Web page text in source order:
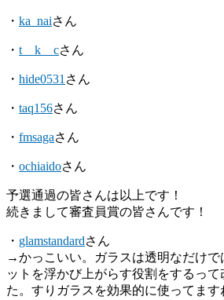
・ ka_naiさん
・ t__k__cさん
・ hide0531 さん
・ taq156さん
・ fmsagaさん
・ ochiaidoさん
予選通過の皆さんは以上です！
続きまして審査員賞の皆さんです！
・ glamstandardさん
→かっこいい。ガラスは透明なだけで
ットを浮かび上がらす役割をするっ
た。すりガラスを効果的に使ってます